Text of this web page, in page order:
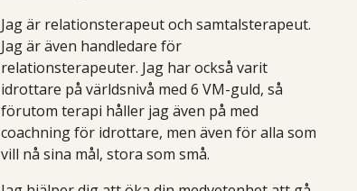
Jag är relationsterapeut och samtalsterapeut.
Jag är även handledare för
relationsterapeuter. Jag har också varit
idrottare på världsnivå med6 VM-guld, så
förutom terapi håller jag även på med
coachning för idrottare, men även för alla som
vill nå sina mål, stora som små.